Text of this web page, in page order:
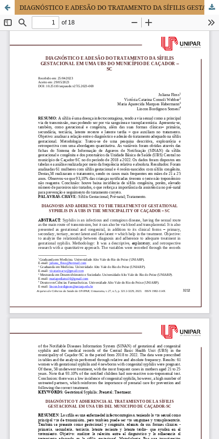
DIAGNÓSTICO E ADESÃO DO TRATAMENTO DA SÍFILIS GESTACIONAL EM UMA UBS DO MUNICÍPIO DE CAÇADOR – SC